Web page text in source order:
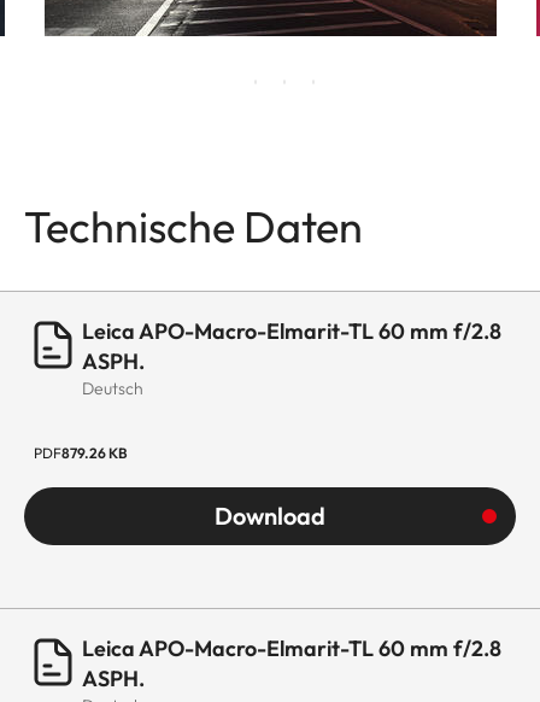
Technische Daten
Leica APO-Macro-Elmarit-TL 60 mm f/2.8
ASPH.
Deutsch
PDF879.26 KB
Download
Leica APO-Macro-Elmarit-TL 60 mm f/2.8
ASPH.